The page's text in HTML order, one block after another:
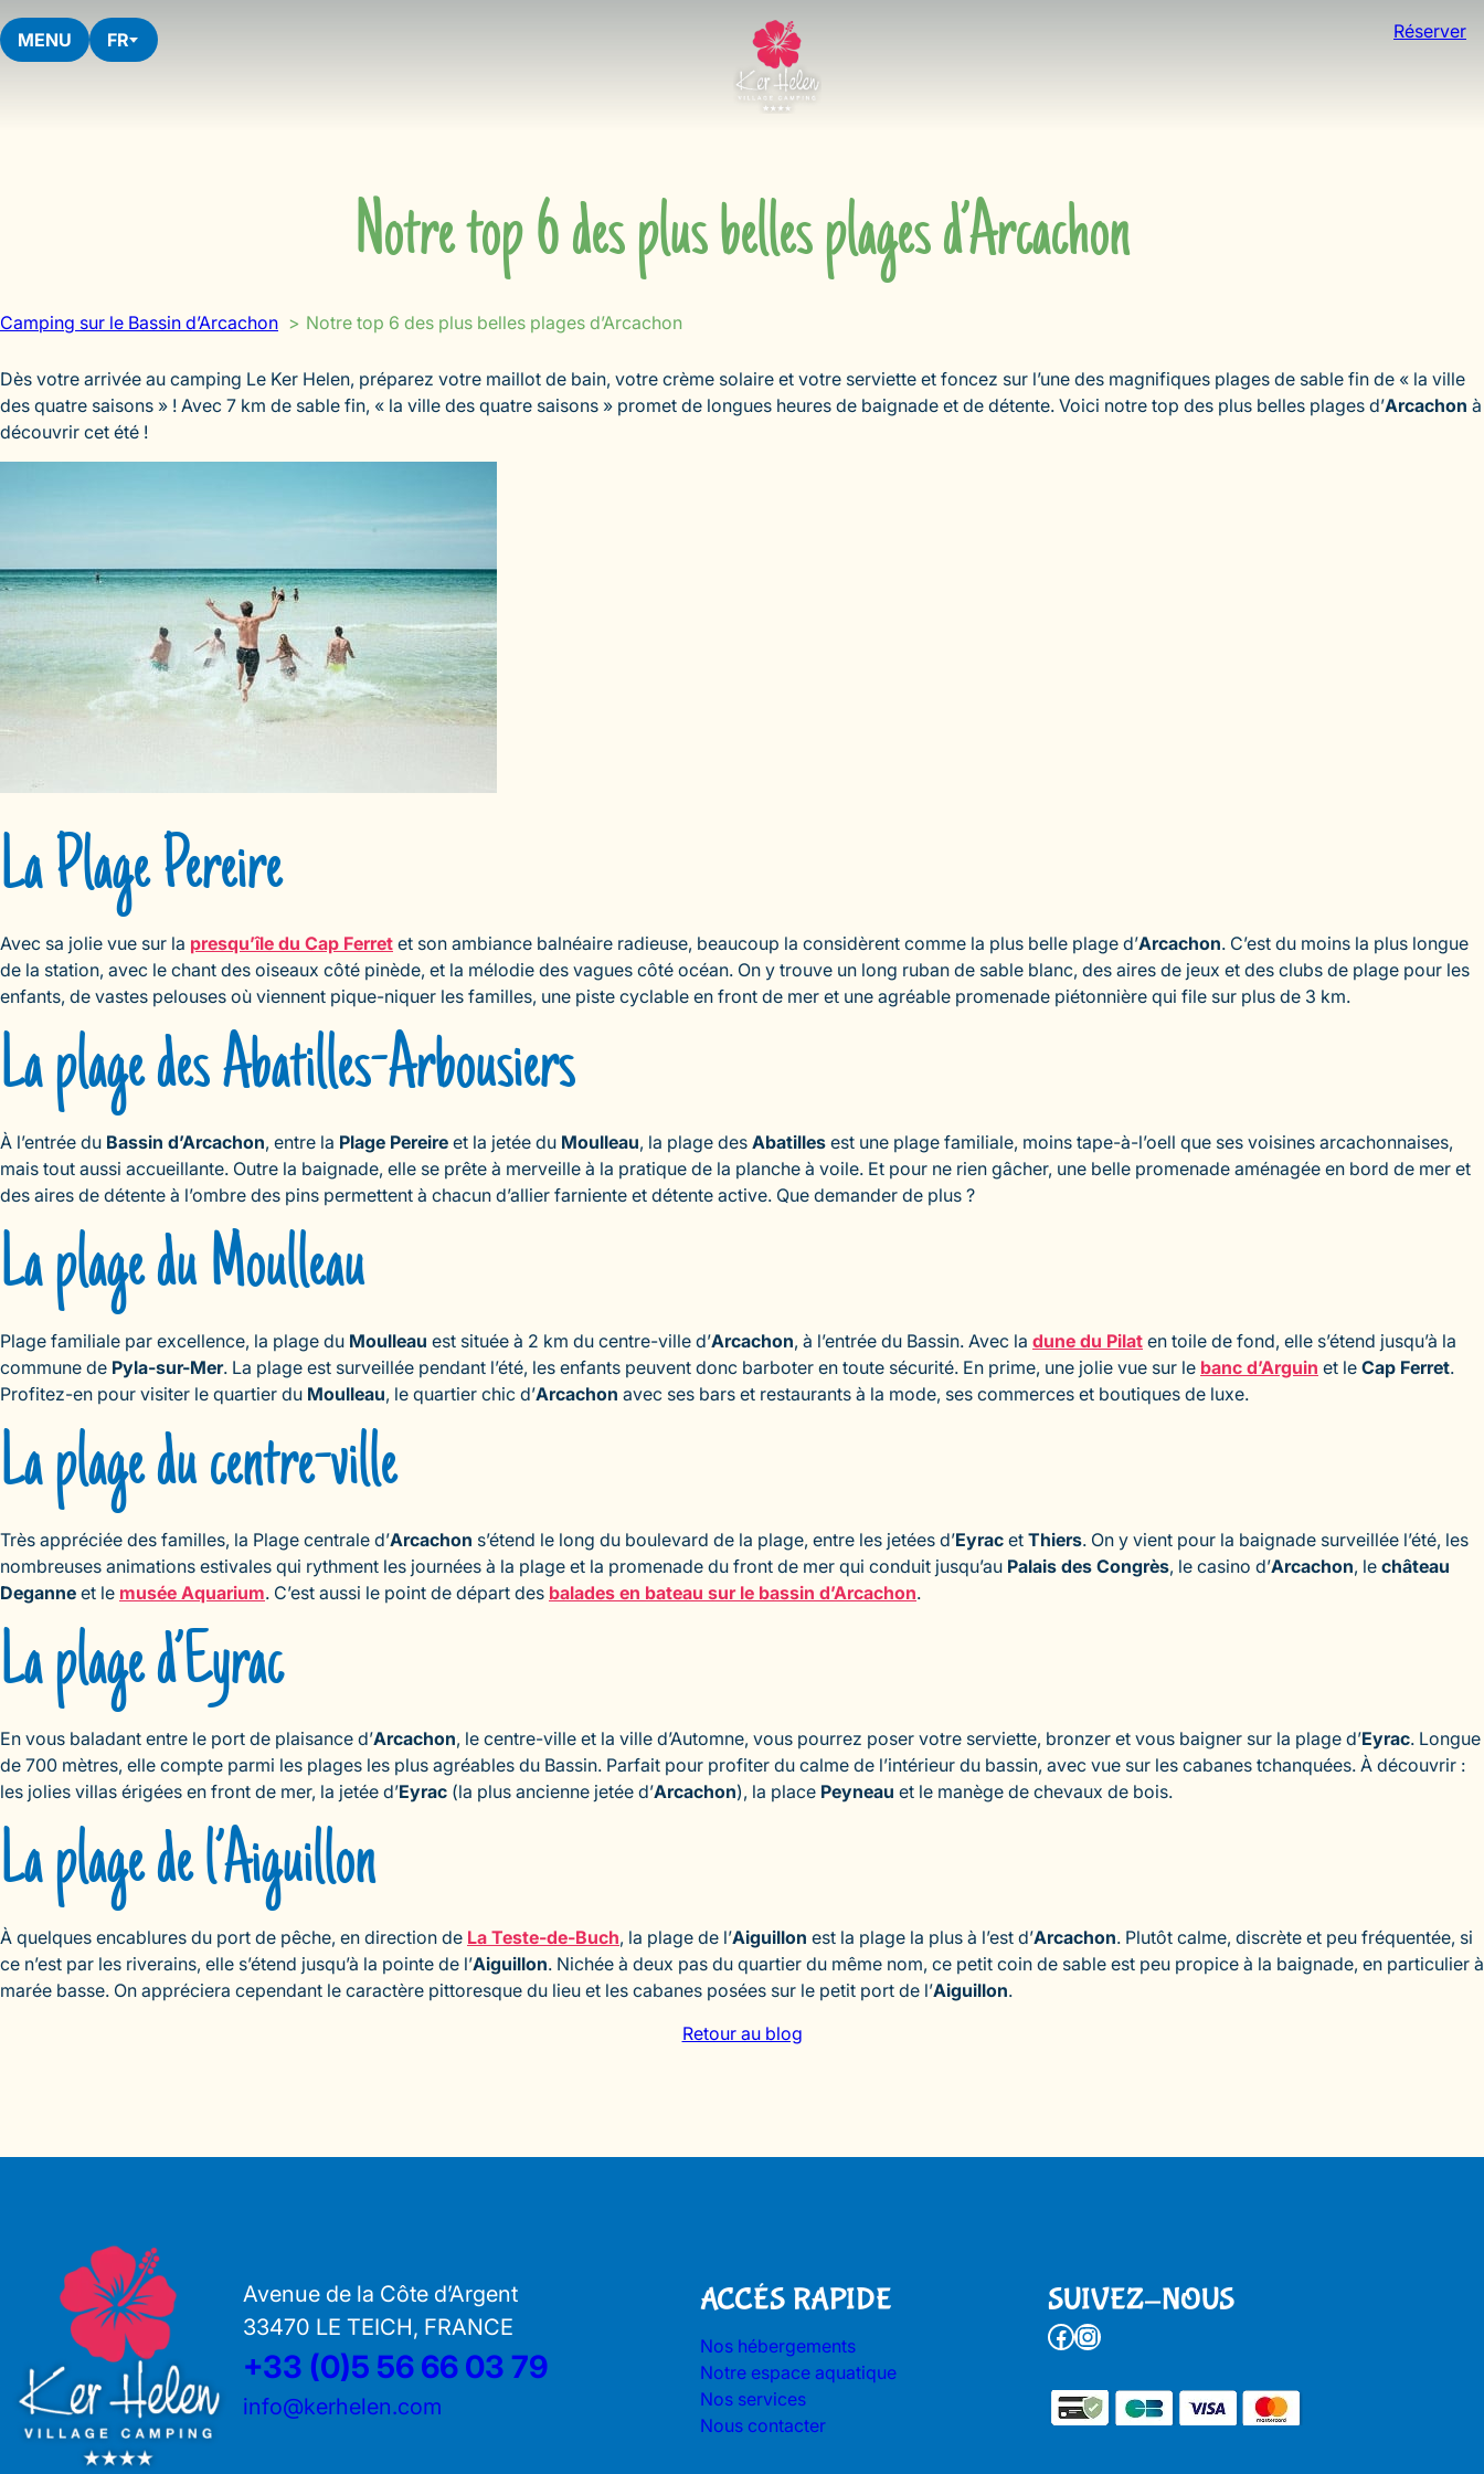
Aller
au
contenu
MENU FR Réserver
Notre top 6 des plus belles plages d’Arcachon
Camping sur le Bassin d’Arcachon Notre top 6 des plus belles plages d’Arcachon
Dès votre arrivée au camping Le Ker Helen, préparez votre maillot de bain, votre crème solaire et votre serviette et foncez sur l’une des magnifiques plages de sable fin de « la ville
des quatre saisons » ! Avec 7 km de sable fin, « la ville des quatre saisons » promet de longues heures de baignade et de détente. Voici notre top des plus belles plages d’Arcachon à
découvrir cet été !
La Plage Pereire
Avec sa jolie vue sur la presqu’île du Cap Ferret et son ambiance balnéaire radieuse, beaucoup la considèrent comme la plus belle plage d’Arcachon. C’est du moins la plus longue
de la station, avec le chant des oiseaux côté pinède, et la mélodie des vagues côté océan. On y trouve un long ruban de sable blanc, des aires de jeux et des clubs de plage pour les
enfants, de vastes pelouses où viennent pique-niquer les familles, une piste cyclable en front de mer et une agréable promenade piétonnière qui file sur plus de 3 km.
La plage des Abatilles-Arbousiers
À l’entrée du Bassin d’Arcachon, entre la Plage Pereire et la jetée du Moulleau, la plage des Abatilles est une plage familiale, moins tape-à-l’oell que ses voisines arcachonnaises,
mais tout aussi accueillante. Outre la baignade, elle se prête à merveille à la pratique de la planche à voile. Et pour ne rien gâcher, une belle promenade aménagée en bord de mer et
des aires de détente à l’ombre des pins permettent à chacun d’allier farniente et détente active. Que demander de plus ?
La plage du Moulleau
Plage familiale par excellence, la plage du Moulleau est située à 2 km du centre-ville d’Arcachon, à l’entrée du Bassin. Avec la dune du Pilat en toile de fond, elle s’étend jusqu’à la
commune de Pyla-sur-Mer. La plage est surveillée pendant l’été, les enfants peuvent donc barboter en toute sécurité. En prime, une jolie vue sur le banc d’Arguin et le Cap Ferret.
Profitez-en pour visiter le quartier du Moulleau, le quartier chic d’Arcachon avec ses bars et restaurants à la mode, ses commerces et boutiques de luxe.
La plage du centre-ville
Très appréciée des familles, la Plage centrale d’Arcachon s’étend le long du boulevard de la plage, entre les jetées d’Eyrac et Thiers. On y vient pour la baignade surveillée l’été, les
nombreuses animations estivales qui rythment les journées à la plage et la promenade du front de mer qui conduit jusqu’au Palais des Congrès, le casino d’Arcachon, le château
Deganne et le musée Aquarium. C’est aussi le point de départ des balades en bateau sur le bassin d’Arcachon.
La plage d’Eyrac
En vous baladant entre le port de plaisance d’Arcachon, le centre-ville et la ville d’Automne, vous pourrez poser votre serviette, bronzer et vous baigner sur la plage d’Eyrac. Longue
de 700 mètres, elle compte parmi les plages les plus agréables du Bassin. Parfait pour profiter du calme de l’intérieur du bassin, avec vue sur les cabanes tchanquées. À découvrir :
les jolies villas érigées en front de mer, la jetée d’Eyrac (la plus ancienne jetée d’Arcachon), la place Peyneau et le manège de chevaux de bois.
La plage de l’Aiguillon
À quelques encablures du port de pêche, en direction de La Teste-de-Buch, la plage de l’Aiguillon est la plage la plus à l’est d’Arcachon. Plutôt calme, discrète et peu fréquentée, si
ce n’est par les riverains, elle s’étend jusqu’à la pointe de l’Aiguillon. Nichée à deux pas du quartier du même nom, ce petit coin de sable est peu propice à la baignade, en particulier à
marée basse. On appréciera cependant le caractère pittoresque du lieu et les cabanes posées sur le petit port de l’Aiguillon.
Retour au blog
Avenue de la Côte d’Argent
33470 LE TEICH, FRANCE
+33 (0)5 56 66 03 79
info@kerhelen.com
ACCÉS RAPIDE
Nos hébergements
Notre espace aquatique
Nos services
Nous contacter
SUIVEZ-NOUS
Facebook Instagram